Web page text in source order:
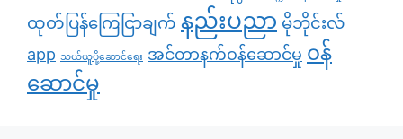
ထုတ်ပြန်ကြေငြာချက် နည်းပညာ မိုဘိုင်းလ်
app သယ်ယူပို့ဆောင်ရေး အင်တာနက်ဝန်ဆောင်မှု ၀န်
ဆောင်မှု